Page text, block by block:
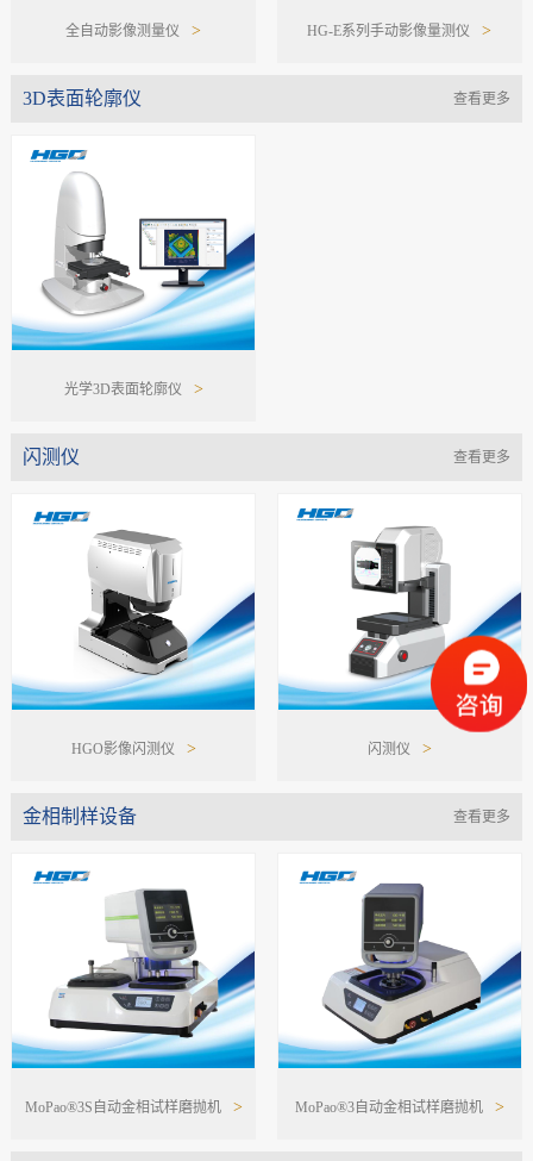
全自动影像测量仪 > HG-E系列手动影像量测仪 >
3D表面轮廓仪 查看更多
光学3D表面轮廓仪 >
闪测仪 查看更多
HGO影像闪测仪 > 闪测仪 >
金相制样设备 查看更多
MoPao®3S自动金相试样磨抛机 > MoPao®3自动金相试样磨抛机 >